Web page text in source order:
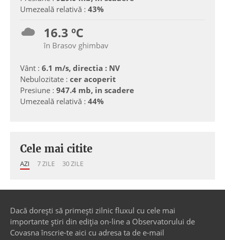
Umezeală relativă : 43%
16.3 ºC
în Brasov ghimbav
Vânt : 6.1 m/s, directia : NV
Nebulozitate : cer acoperit
Presiune : 947.4 mb, in scadere
Umezeală relativă : 44%
Cele mai citite
AZI 7 ZILE 30 ZILE
Dacă dorești să primești zilnic fluxul cu cele mai
importante știri din ediția on-line a Observatorului de
Covasna înscrie-te aici cu adresa ta de e-mail